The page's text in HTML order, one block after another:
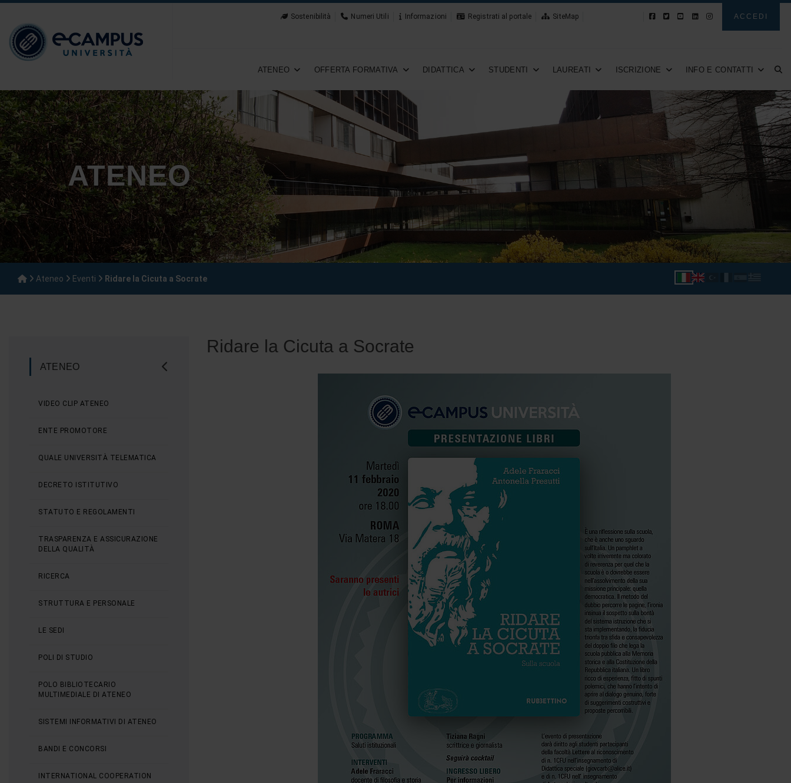
Sostenibilità Numeri Utili Informazioni Registrati al portale SiteMap ACCEDI
ATENEO OFFERTA FORMATIVA DIDATTICA STUDENTI LAUREATI ISCRIZIONE INFO E CONTATTI
ATENEO
Ateneo Eventi Ridare la Cicuta a Socrate
ATENEO
VIDEO CLIP ATENEO
ENTE PROMOTORE
QUALE UNIVERSITÀ TELEMATICA
DECRETO ISTITUTIVO
STATUTO E REGOLAMENTI
TRASPARENZA E ASSICURAZIONE
DELLA QUALITÀ
RICERCA
STRUTTURA E PERSONALE
LE SEDI
POLI DI STUDIO
POLO BIBLIOTECARIO
MULTIMEDIALE DI ATENEO
SISTEMI INFORMATIVI DI ATENEO
BANDI E CONCORSI
INTERNATIONAL COOPERATION
Ridare la Cicuta a Socrate